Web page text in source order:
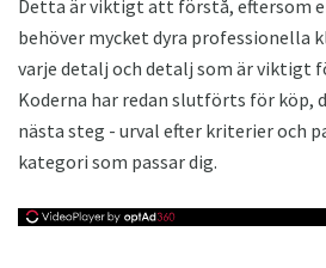
Detta är viktigt att förstå, eftersom
behöver mycket dyra professionella
varje detalj och detalj som är viktigt
Koderna har redan slutförts för köp,
nästa steg - urval efter kriterier och
kategori som passar dig.